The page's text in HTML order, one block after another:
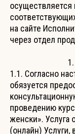
на сайте
через отдел
1.1. Согласно
обязуется
проведению
женски». Услуга
(онлайн) Услуги,